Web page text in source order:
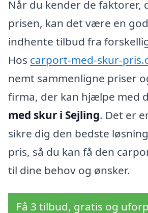
Når du kender de faktorer,
prisen, kan det være en
indhente tilbud fra
Hos carport-med-skur-
nemt sammenligne priser
firma, der kan hjælpe med
med skur i Sejling. Det er
sikre dig den bedste
pris, så du kan få den
til dine behov og ønsker.
Få 3 tilbud, gratis og